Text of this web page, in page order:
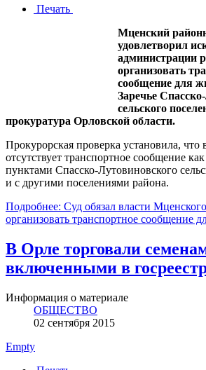
Печать
Мценский
удовлетворил
администрации
организовать
сообщение для
Заречье
сельского
прокуратура Орловской области.
Прокурорская проверка установила, что
отсутствует транспортное сообщение
пунктами Спасско-Лутовиновского
и с другими поселениями района.
Подробнее: Суд обязал власти
организовать транспортное сообщение
В Орле торговали
включенными в
Информация о материале
ОБЩЕСТВО
02 сентября 2015
Empty